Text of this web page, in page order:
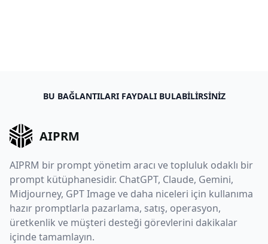
BU BAĞLANTILARI FAYDALI BULABILIRSINIZ
AIPRM
AIPRM bir prompt yönetim aracı ve topluluk odaklı bir
prompt kütüphanesidir. ChatGPT, Claude, Gemini,
Midjourney, GPT Image ve daha niceleri için kullanıma
hazır promptlarla pazarlama, satış, operasyon,
üretkenlik ve müşteri desteği görevlerini dakikalar
içinde tamamlayın.